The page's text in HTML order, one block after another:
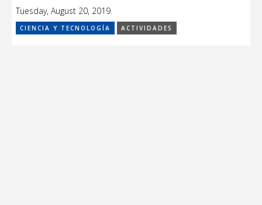
Tuesday, August 20, 2019.
CIENCIA Y TECNOLOGÍA ACTIVIDADES